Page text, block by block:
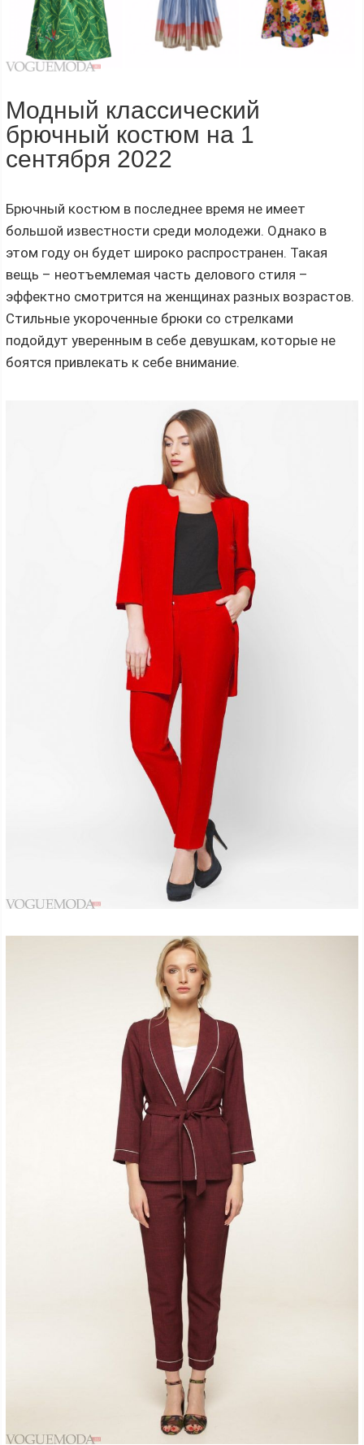
Модный классический
брючный костюм на 1
сентября 2022
Брючный костюм в последнее время не имеет
большой известности среди молодежи. Однако в
этом году он будет широко распространен. Такая
вещь – неотъемлемая часть делового стиля –
эффектно смотрится на женщинах разных возрастов.
Стильные укороченные брюки со стрелками
подойдут уверенным в себе девушкам, которые не
боятся привлекать к себе внимание.